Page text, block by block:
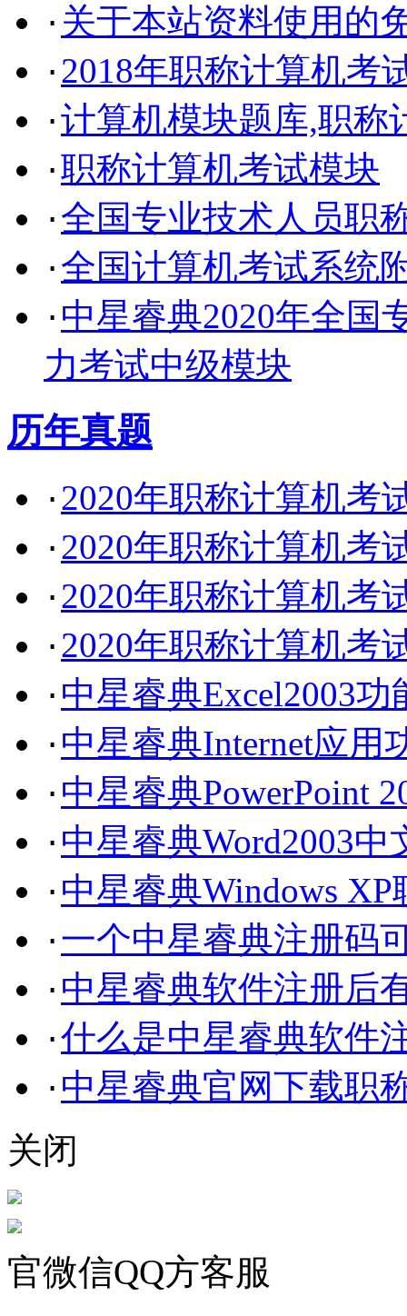
· 关于本站资料使用的
· 2018年职称计算机考
·计算机模块题库,职称
·职称计算机考试模块
· 全国专业技术人员职
· 全国计算机考试系统
· 中星睿典2020年全国
力考试中级模块
历年真题
· 2020年职称计算机考
· 2020年职称计算机考
· 2020年职称计算机考
· 2020年职称计算机考
· 中星睿典Excel2003功
· 中星睿典Internet应用
· 中星睿典PowerPoint
· 中星睿典Word2003
· 中星睿典Windows
· 一个中星睿典注册码
· 中星睿典软件注册后
·什么是中星睿典软
· 中星睿典官网下载职
关闭
官微信QQ方客服